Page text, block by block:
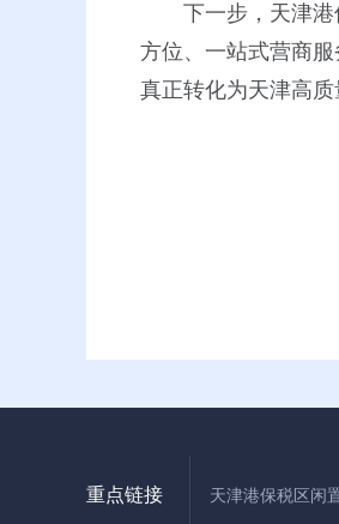
下一步，天津
方位、一站式营商
真正转化为天津高质
重点链接 天津港保税区闲